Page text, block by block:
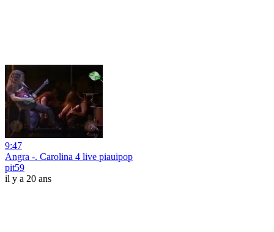
9:47
Angra -. Carolina 4 live piauipop
pit59
il y a 20 ans